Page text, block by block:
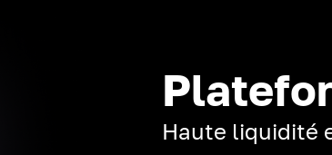
Haute liquidité